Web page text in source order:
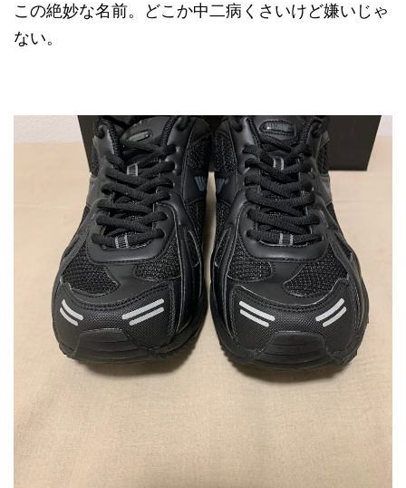
この絶妙な名前。どこか中二病くさいけど嫌いじゃ
ない。